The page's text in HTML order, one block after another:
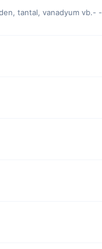
tantal, vanadyum vb.- -